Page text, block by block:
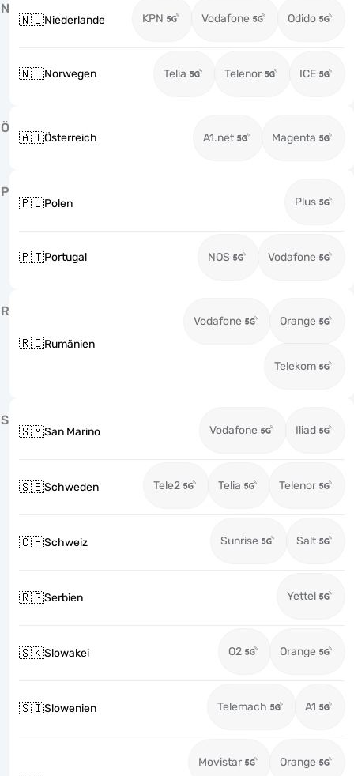
N
🇳🇱Niederlande KPN Vodafone Odido
🇳🇴Norwegen Telia Telenor ICE
Ö
🇦🇹Österreich A1.net Magenta
P
🇵🇱Polen Plus
🇵🇹Portugal NOS Vodafone
R
🇷🇴Rumänien
Vodafone Orange
Telekom
S
🇸🇲San Marino Vodafone Iliad
🇸🇪Schweden Tele2 Telia Telenor
🇨🇭Schweiz Sunrise Salt
🇷🇸Serbien Yettel
🇸🇰Slowakei O2 Orange
🇸🇮Slowenien Telemach A1
Movistar Orange